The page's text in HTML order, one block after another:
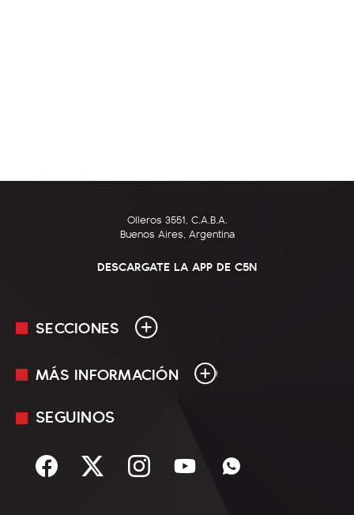
Olleros 3551, C.A.B.A.
Buenos Aires, Argentina
DESCARGATE LA APP DE C5N
SECCIONES
En Vivo
Sociedad
MÁS INFORMACIÓN
Mediakit
Términos y condiciones
SEGUINOS